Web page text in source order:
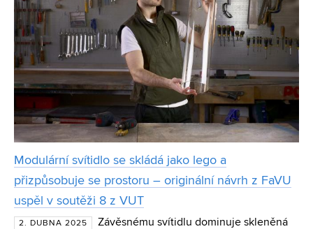
Modulární svítidlo se skládá jako lego a
přizpůsobuje se prostoru – originální návrh z FaVU
uspěl v soutěži 8 z VUT
2. DUBNA 2025
Závěsnému svítidlu dominuje skleněná